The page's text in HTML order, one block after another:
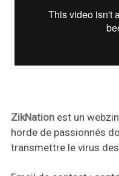
ZikNationest un
horde de passionnés
transmettre le virus